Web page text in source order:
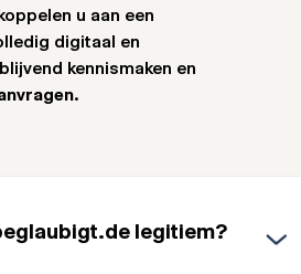
u aan een
digitaal en
kennismaken en
legitiem?